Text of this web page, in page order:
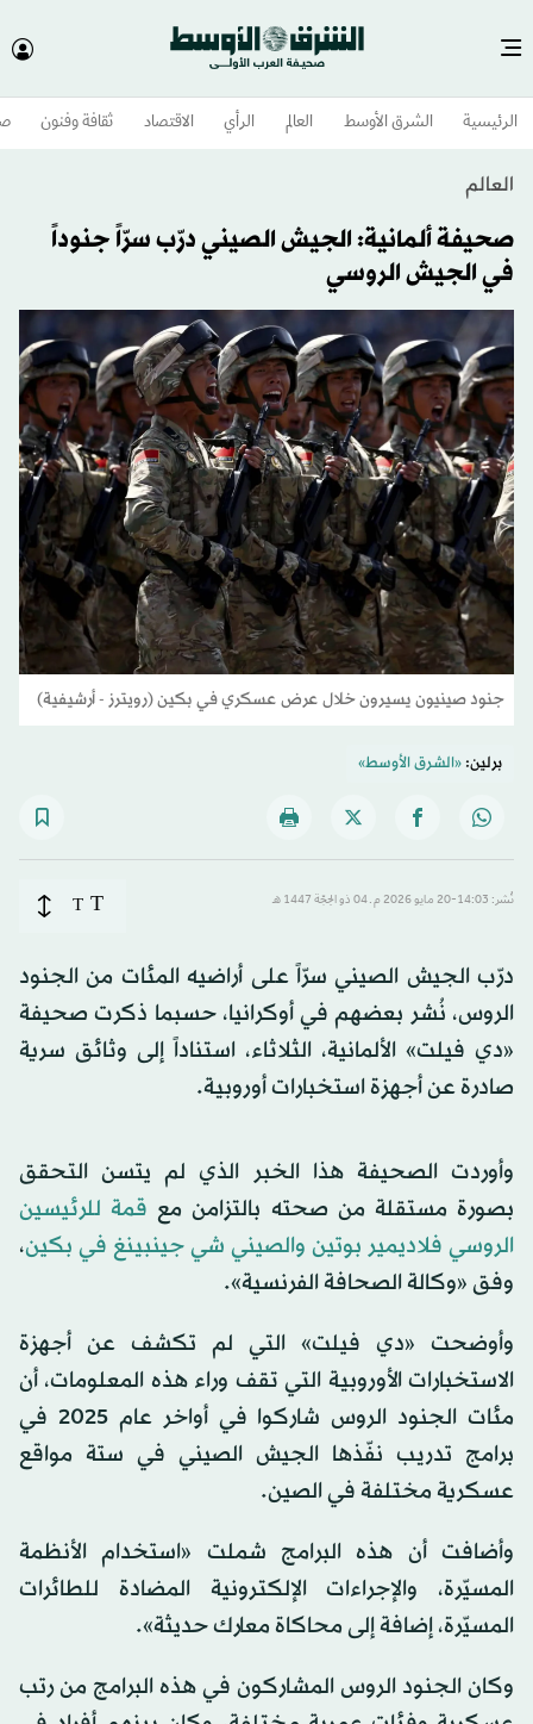
الرئيسية الشرق الأوسط​ العالم الرأي الاقتصاد ثقافة وفنون
العالم
صحيفة ألمانية: الجيش الصيني درّب سرّاً جنوداً
في الجيش الروسي
جنود صينيون يسيرون خلال عرض عسكري في بكين (رويترز - أرشيفية)
برلين:«الشرق الأوسط»
نُشر: 14:03-20 مايو 2026 م ـ 04 ذو الحِجّة 1447 هـ T
T
درّب الجيش الصيني سرّاً على أراضيه المئات من الجنود
الروس، نُشر بعضهم في أوكرانيا، حسبما ذكرت صحيفة
«دي فيلت» الألمانية، الثلاثاء، استناداً إلى وثائق سرية
صادرة عن أجهزة استخبارات أوروبية.
وأوردت الصحيفة هذا الخبر الذي لم يتسن التحقق
بصورة مستقلة من صحته بالتزامن مع قمة للرئيسين
الروسي فلاديمير بوتين والصيني شي جينبينغ في بكين،
وفق «وكالة الصحافة الفرنسية».
وأوضحت «دي فيلت» التي لم تكشف عن أجهزة
الاستخبارات الأوروبية التي تقف وراء هذه المعلومات، أن
مئات الجنود الروس شاركوا في أواخر عام 2025 في
برامج تدريب نفّذها الجيش الصيني في ستة مواقع
عسكرية مختلفة في الصين.
وأضافت أن هذه البرامج شملت «استخدام الأنظمة
المسيّرة، والإجراءات الإلكترونية المضادة للطائرات
المسيّرة، إضافة إلى محاكاة معارك حديثة».
وكان الجنود الروس المشاركون في هذه البرامج من رتب